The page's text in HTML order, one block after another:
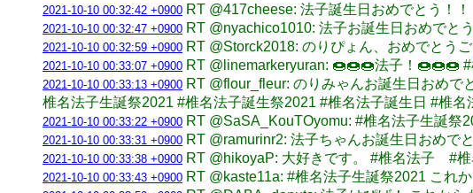
2021-10-10 00:32:42 +0900 RT @417cheese: 法子誕生日おめでとう！
2021-10-10 00:32:47 +0900 RT @nyachico1010: 法子お誕生日おめでと
2021-10-10 00:32:59 +0900 RT @Storck2018: のりぴょん、おめでとう
2021-10-10 00:33:07 +0900 RT @linemarkeryuran: 🍩🍩🍩法子！🍩🍩🍩
2021-10-10 00:33:13 +0900 RT @flour_fleur: のりみゃんお誕生日おめ
椎名法子生誕祭2021 #椎名法子誕生祭2021 #椎名法子誕生日 #椎名
2021-10-10 00:33:22 +0900 RT @SaSA_KouTOyomu: #椎名法子生誕祭
2021-10-10 00:33:31 +0900 RT @ramurinr2: 法子ちゃんお誕生日おめ
2021-10-10 00:33:38 +0900 RT @hikoyaP: 大好きです。 #椎名法子 #椎
2021-10-10 00:33:43 +0900 RT @kaste11a: #椎名法子生誕祭2021 これ